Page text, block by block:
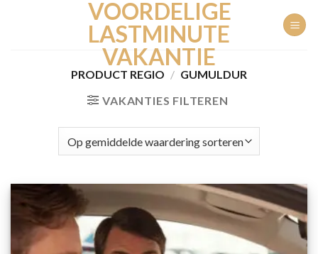
VOORDELIGE
LASTMINUTE
VAKANTIE
PRODUCT REGIO / GUMULDUR
VAKANTIES FILTEREN